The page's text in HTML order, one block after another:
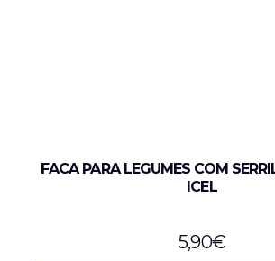
FACA PARA LEGUMES COM
ICEL
5,90€